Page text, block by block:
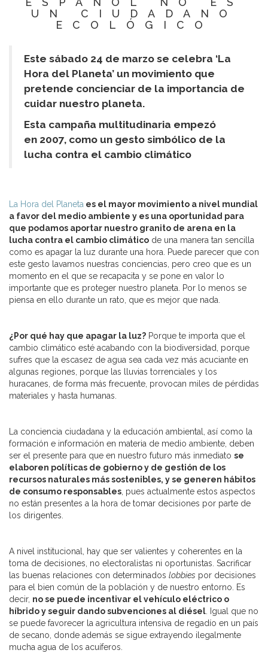
UN CIUDADANO
ECOLÓGICO
Este sábado 24 de marzo se celebra ‘La
Hora del Planeta’ un movimiento que
pretende concienciar de la importancia de
cuidar nuestro planeta.
Esta campaña multitudinaria empezó
en 2007, como un gesto simbólico de la
lucha contra el cambio climático
La Hora del Planeta es el mayor movimiento a nivel mundial
a favor del medio ambiente y es una oportunidad para
que podamos aportar nuestro granito de arena en la
lucha contra el cambio climático de una manera tan sencilla
como es apagar la luz durante una hora. Puede parecer que con
este gesto lavamos nuestras conciencias, pero creo que es un
momento en el que se recapacita y se pone en valor lo
importante que es proteger nuestro planeta. Por lo menos se
piensa en ello durante un rato, que es mejor que nada.
¿Por qué hay que apagar la luz? Porque te importa que el
cambio climático esté acabando con la biodiversidad, porque
sufres que la escasez de agua sea cada vez más acuciante en
algunas regiones, porque las lluvias torrenciales y los
huracanes, de forma más frecuente, provocan miles de pérdidas
materiales y hasta humanas.
La conciencia ciudadana y la educación ambiental, así como la
formación e información en materia de medio ambiente, deben
ser el presente para que en nuestro futuro más inmediato se
elaboren políticas de gobierno y de gestión de los
recursos naturales más sostenibles, y se generen hábitos
de consumo responsables, pues actualmente estos aspectos
no están presentes a la hora de tomar decisiones por parte de
los dirigentes.
A nivel institucional, hay que ser valientes y coherentes en la
toma de decisiones, no electoralistas ni oportunistas. Sacrificar
las buenas relaciones con determinados lobbies por decisiones
para el bien común de la población y de nuestro entorno. Es
decir, no se puede incentivar el vehículo eléctrico o
híbrido y seguir dando subvenciones al diésel. Igual que no
se puede favorecer la agricultura intensiva de regadío en un país
de secano, donde además se sigue extrayendo ilegalmente
mucha agua de los acuíferos.